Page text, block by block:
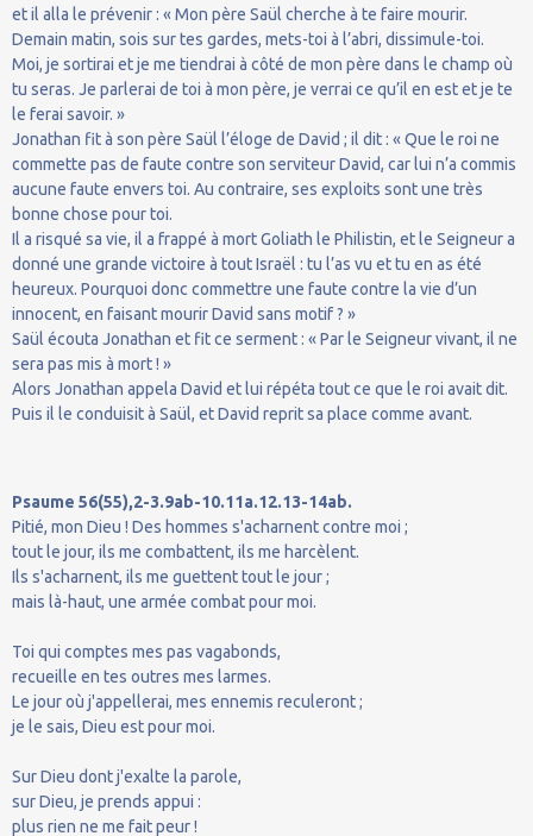
et il alla le prévenir : « Mon père Saül cherche à te faire mourir.
Demain matin, sois sur tes gardes, mets-toi à l’abri, dissimule-toi.
Moi, je sortirai et je me tiendrai à côté de mon père dans le champ où
tu seras. Je parlerai de toi à mon père, je verrai ce qu’il en est et je te
le ferai savoir. »
Jonathan fit à son père Saül l’éloge de David ; il dit : « Que le roi ne
commette pas de faute contre son serviteur David, car lui n’a commis
aucune faute envers toi. Au contraire, ses exploits sont une très
bonne chose pour toi.
Il a risqué sa vie, il a frappé à mort Goliath le Philistin, et le Seigneur a
donné une grande victoire à tout Israël : tu l’as vu et tu en as été
heureux. Pourquoi donc commettre une faute contre la vie d’un
innocent, en faisant mourir David sans motif ? »
Saül écouta Jonathan et fit ce serment : « Par le Seigneur vivant, il ne
sera pas mis à mort ! »
Alors Jonathan appela David et lui répéta tout ce que le roi avait dit.
Puis il le conduisit à Saül, et David reprit sa place comme avant.
Psaume 56(55),2-3.9ab-10.11a.12.13-14ab.
Pitié, mon Dieu ! Des hommes s'acharnent contre moi ;
tout le jour, ils me combattent, ils me harcèlent.
Ils s'acharnent, ils me guettent tout le jour ;
mais là-haut, une armée combat pour moi.
Toi qui comptes mes pas vagabonds,
recueille en tes outres mes larmes.
Le jour où j'appellerai, mes ennemis reculeront ;
je le sais, Dieu est pour moi.
Sur Dieu dont j'exalte la parole,
sur Dieu, je prends appui :
plus rien ne me fait peur !